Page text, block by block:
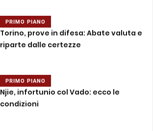
PRIMO PIANO
Torino, prove in difesa: Abate valuta e
riparte dalle certezze
PRIMO PIANO
Njie, infortunio col Vado: ecco le
condizioni